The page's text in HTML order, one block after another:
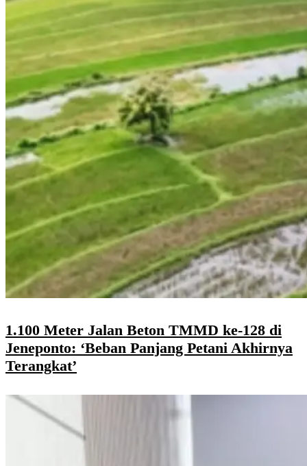
1.100 Meter Jalan Beton TMMD ke-128 di
Jeneponto: ‘Beban Panjang Petani Akhirnya
Terangkat’